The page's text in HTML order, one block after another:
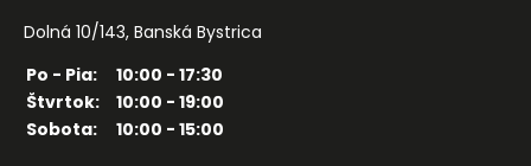
Dolná 10/143, Banská Bystrica
Po - Pia:
10:00 - 17:30
Štvrtok:
10:00 - 19:00
Sobota:
10:00 - 15:00